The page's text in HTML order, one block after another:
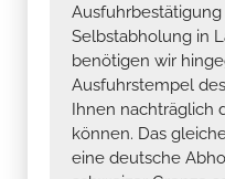
Selbstabholung in
benötigen wir
Ausfuhrstempel
Ihnen nachträglich
können. Das
eine deutsche